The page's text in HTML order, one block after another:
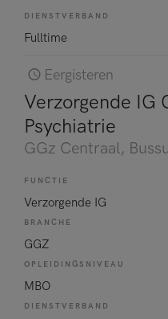
DIENSTVERBAND
Fulltime
Eergisteren
Verzorgende IG
Psychiatrie
GGz Centraal,
FUNCTIE
Verzorgende IG
BRANCHE
GGZ
OPLEIDINGSNIVEAU
MBO
DIENSTVERBAND